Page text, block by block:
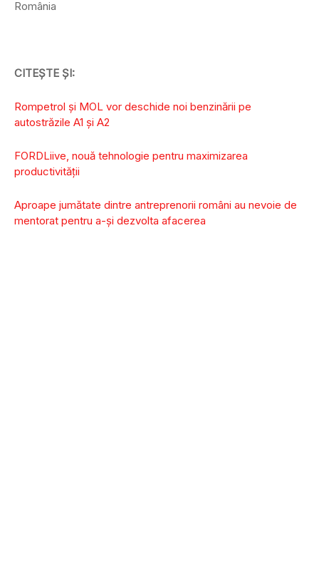
România
CITEȘTE ȘI:
Rompetrol şi MOL vor deschide noi benzinării pe
autostrăzile A1 şi A2
FORDLiive, nouă tehnologie pentru maximizarea
productivității
Aproape jumătate dintre antreprenorii români au nevoie de
mentorat pentru a-și dezvolta afacerea